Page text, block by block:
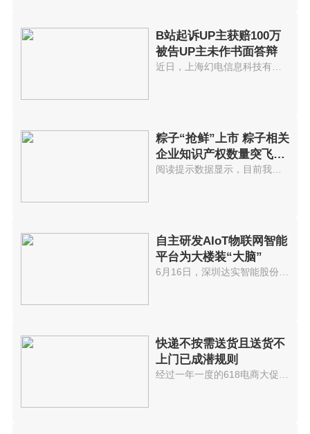
B站起诉UP主获赔100万
被告UP主未作书面答辩
粽子“抢鲜”上市 粽子相关
企业知识产权数量突飞猛
进
自主研发AIoT物联网智能
平台为大楼装“大脑”
6月16日，深圳达实智能股份有限...
快递不按需送货且送货不
上门已成潜规则
经过一年一度的618电商大促后，...